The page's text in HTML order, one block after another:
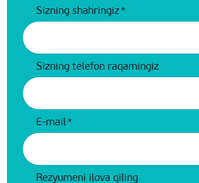
Sizning shahringiz *
Sizning telefon raqamingiz
E-mail *
Rezyumeni ilova qiling